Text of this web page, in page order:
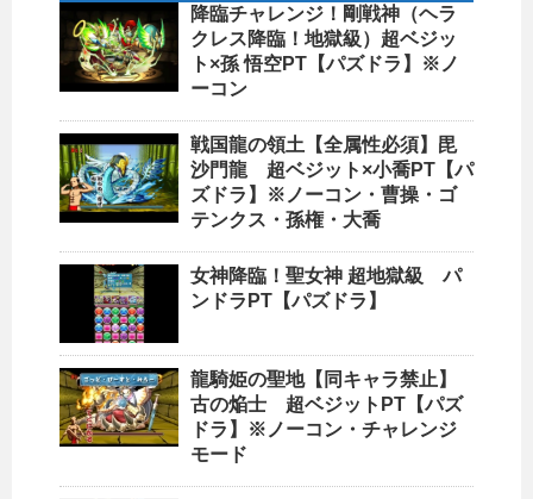
降臨チャレンジ！剛戦神（ヘラ
クレス降臨！地獄級）超ベジッ
ト×孫 悟空PT【パズドラ】※ノ
ーコン
戦国龍の領土【全属性必須】毘
沙門龍 超ベジット×小喬PT【パ
ズドラ】※ノーコン・曹操・ゴ
テンクス・孫権・大喬
女神降臨！聖女神 超地獄級 パ
ンドラPT【パズドラ】
龍騎姫の聖地【同キャラ禁止】
古の焔士 超ベジットPT【パズ
ドラ】※ノーコン・チャレンジ
モード